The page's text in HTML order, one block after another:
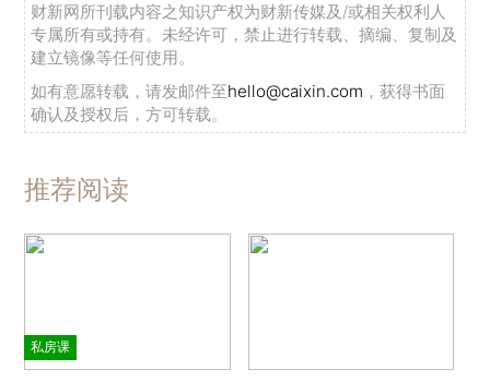
财新网所刊载内容之知识产权为财新传媒及/或相关权利人
专属所有或持有。未经许可，禁止进行转载、摘编、复制及
建立镜像等任何使用。
如有意愿转载，请发邮件至hello@caixin.com ，获得书面
确认及授权后，方可转载。
推荐阅读
私房课